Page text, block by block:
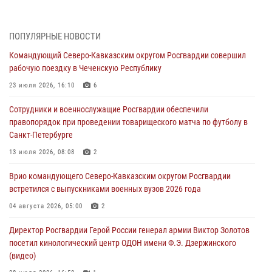
Военнослужащие Софринской бригады Росгвардии встретились с
дорогой к Победе в СВО» (видео)
08 августа 2026, 07:00
настольному теннису ко Дню физкультурника
08 августа 2026, 07:00
Росгвардейцы обеспечили безопасность «Поезда Победы» в
08 августа 2026, 07:00
В Москве росгвардейцы оказали помощь медикам и девушке с
08 августа 2026, 06:32 1
ПОПУЛЯРНЫЕ НОВОСТИ
Командующий Северо-Кавказским округом Росгвардии совершил
рабочую поездку в Чеченскую Республику
23 июля 2026, 16:10 6
Сотрудники и военнослужащие Росгвардии обеспечили
правопорядок при проведении товарищеского матча по футболу в
Санкт-Петербурге
13 июля 2026, 08:08 2
Врио командующего Северо-Кавказским округом Росгвардии
встретился с выпускниками военных вузов 2026 года
04 августа 2026, 05:00 2
Директор Росгвардии Герой России генерал армии Виктор Золотов
посетил кинологический центр ОДОН имени Ф.Э. Дзержинского
(видео)